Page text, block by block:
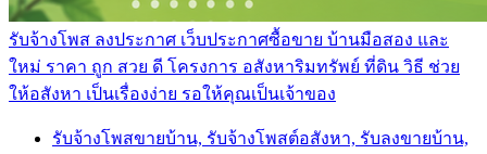
รับจ้างโพส ลงประกาศ เว็บประกาศซื้อขาย บ้านมือสอง และ
ใหม่ ราคา ถูก สวย ดี โครงการ อสังหาริมทรัพย์ ที่ดิน วิธี ช่วย
ให้อสังหา เป็นเรื่องง่าย รอให้คุณเป็นเจ้าของ
รับจ้างโพสขายบ้าน, รับจ้างโพสต์อสังหา, รับลงขายบ้าน,